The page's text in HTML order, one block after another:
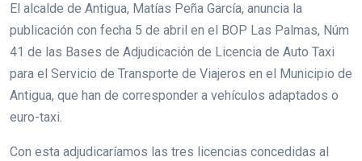
El alcalde de Antigua, Matías Peña García, anuncia la
publicación con fecha 5 de abril en el BOP Las Palmas, Núm
41 de las Bases de Adjudicación de Licencia de Auto Taxi
para el Servicio de Transporte de Viajeros en el Municipio de
Antigua, que han de corresponder a vehículos adaptados o
euro-taxi.
Con esta adjudicaríamos las tres licencias concedidas al